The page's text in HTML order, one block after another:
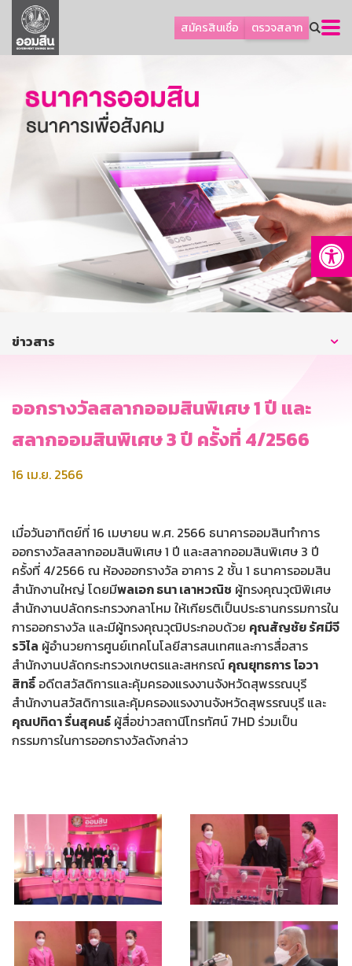
สมัครสินเชื่อ ตรวจสลาก
ลูกค้าธุรกิจ
ลูกค้าผู้ประกอบรายย่อย
ออมเพื่อสุข
เกี่ยวกับธนาคาร
การพัฒนาที่ยั่งยืน
บริการทางการเงิน
ติดต่อเรา
บริการออนไลน์
ข่าวสาร
ออกรางวัลสลากออมสินพิเศษ 1 ปี และ
สลากออมสินพิเศษ 3 ปี ครั้งที่ 4/2566
16 เม.ย. 2566
เมื่อวันอาทิตย์ที่ 16 เมษายน พ.ศ. 2566 ธนาคารออมสินทำการ
ออกรางวัลสลากออมสินพิเศษ 1 ปี และสลากออมสินพิเศษ 3 ปี
ครั้งที่ 4/2566 ณ ห้องออกรางวัล อาคาร 2 ชั้น 1 ธนาคารออมสิน
สำนักงานใหญ่ โดยมีพลเอก ธนา เลาหวณิช ผู้ทรงคุณวุฒิพิเศษ
สำนักงานปลัดกระทรวงกลาโหม ให้เกียรติเป็นประธานกรรมการใน
การออกรางวัล และมีผู้ทรงคุณวุฒิประกอบด้วย คุณสัญชัย รัศมีจี
รวิไล ผู้อำนวยการศูนย์เทคโนโลยีสารสนเทศและการสื่อสาร
สำนักงานปลัดกระทรวงเกษตรและสหกรณ์ คุณยุทธการ โอวา
สิทธิ์อดีตสวัสดิการและคุ้มครองแรงงานจังหวัดสุพรรณบุรี
สำนักงานสวัสดิการและคุ้มครองแรงงานจังหวัดสุพรรณบุรี และ
คุณปทิดา รื่นสุคนธ์ ผู้สื่อข่าวสถานีโทรทัศน์ 7HD ร่วมเป็น
กรรมการในการออกรางวัลดังกล่าว